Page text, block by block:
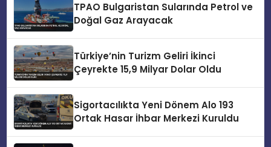
TPAO Bulgaristan Sularında Petrol ve
Doğal Gaz Arayacak
Türkiye’nin Turizm Geliri İkinci
Çeyrekte 15,9 Milyar Dolar Oldu
Sigortacılıkta Yeni Dönem Alo 193
Ortak Hasar İhbar Merkezi Kuruldu